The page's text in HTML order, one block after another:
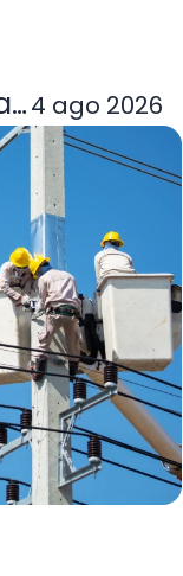
4 ago 2026